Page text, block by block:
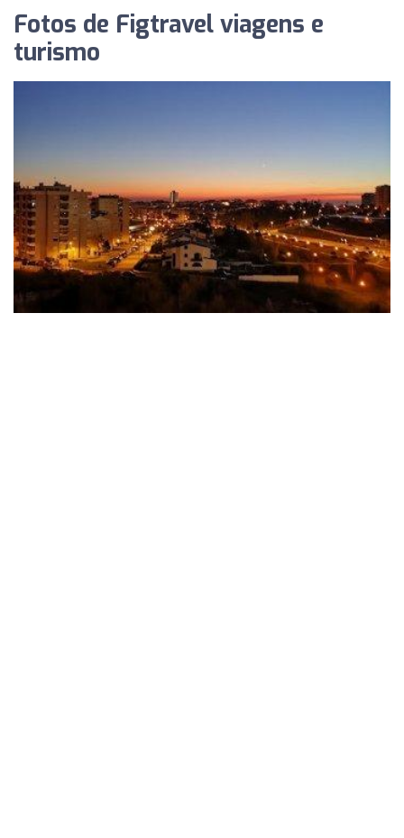
Fotos de Figtravel viagens e
turismo